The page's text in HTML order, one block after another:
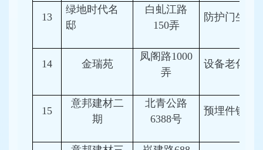
13
绿地时代名
邸
白虬江路
150弄
防护门生锈
14 金瑞苑
凤阁路1000
弄
设备老化
15
意邦建材二
期
北青公路
6388号
预埋件锈蚀